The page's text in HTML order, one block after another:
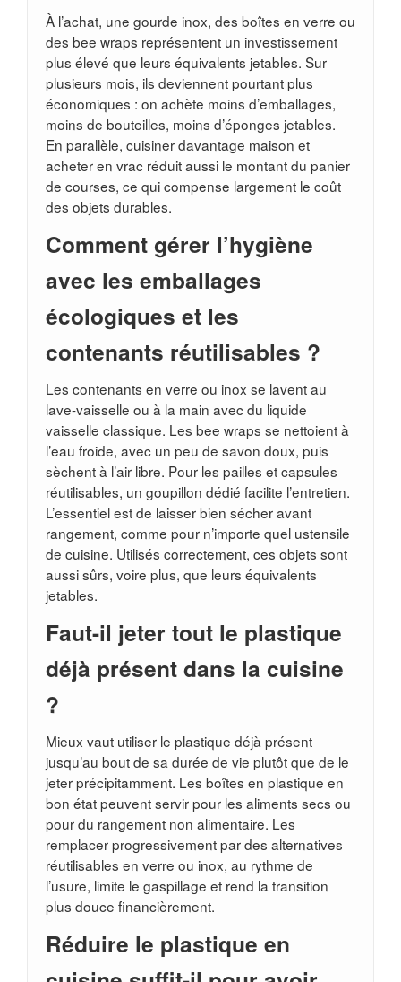
À l’achat, une gourde inox, des boîtes en verre ou
des bee wraps représentent un investissement
plus élevé que leurs équivalents jetables. Sur
plusieurs mois, ils deviennent pourtant plus
économiques : on achète moins d’emballages,
moins de bouteilles, moins d’éponges jetables.
En parallèle, cuisiner davantage maison et
acheter en vrac réduit aussi le montant du panier
de courses, ce qui compense largement le coût
des objets durables.
Comment gérer l’hygiène
avec les emballages
écologiques et les
contenants réutilisables ?
Les contenants en verre ou inox se lavent au
lave-vaisselle ou à la main avec du liquide
vaisselle classique. Les bee wraps se nettoient à
l’eau froide, avec un peu de savon doux, puis
sèchent à l’air libre. Pour les pailles et capsules
réutilisables, un goupillon dédié facilite l’entretien.
L’essentiel est de laisser bien sécher avant
rangement, comme pour n’importe quel ustensile
de cuisine. Utilisés correctement, ces objets sont
aussi sûrs, voire plus, que leurs équivalents
jetables.
Faut-il jeter tout le plastique
déjà présent dans la cuisine
?
Mieux vaut utiliser le plastique déjà présent
jusqu’au bout de sa durée de vie plutôt que de le
jeter précipitamment. Les boîtes en plastique en
bon état peuvent servir pour les aliments secs ou
pour du rangement non alimentaire. Les
remplacer progressivement par des alternatives
réutilisables en verre ou inox, au rythme de
l’usure, limite le gaspillage et rend la transition
plus douce financièrement.
Réduire le plastique en